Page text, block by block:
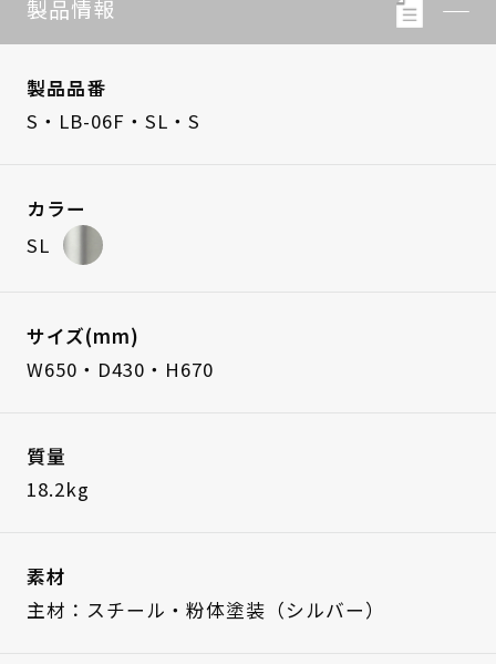
製品情報
製品品番
S・LB-06F・SL・S
カラー
SL
サイズ(mm)
W650・D430・H670
質量
18.2kg
素材
主材：スチール・粉体塗装（シルバー）